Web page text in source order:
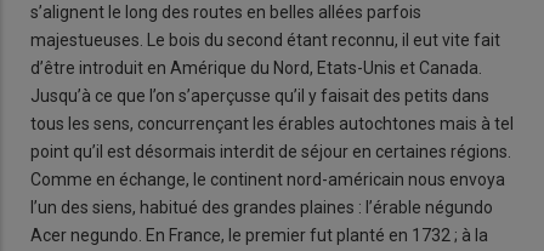
s’alignent le long des routes en belles allées parfois
majestueuses. Le bois du second étant reconnu, il eut vite fait
d’être introduit en Amérique du Nord, Etats-Unis et Canada.
Jusqu’à ce que l’on s’aperçusse qu’il y faisait des petits dans
tous les sens, concurrençant les érables autochtones mais à tel
point qu’il est désormais interdit de séjour en certaines régions.
Comme en échange, le continent nord-américain nous envoya
l’un des siens, habitué des grandes plaines : l’érable négundo
Acer negundo. En France, le premier fut planté en 1732 ; à la